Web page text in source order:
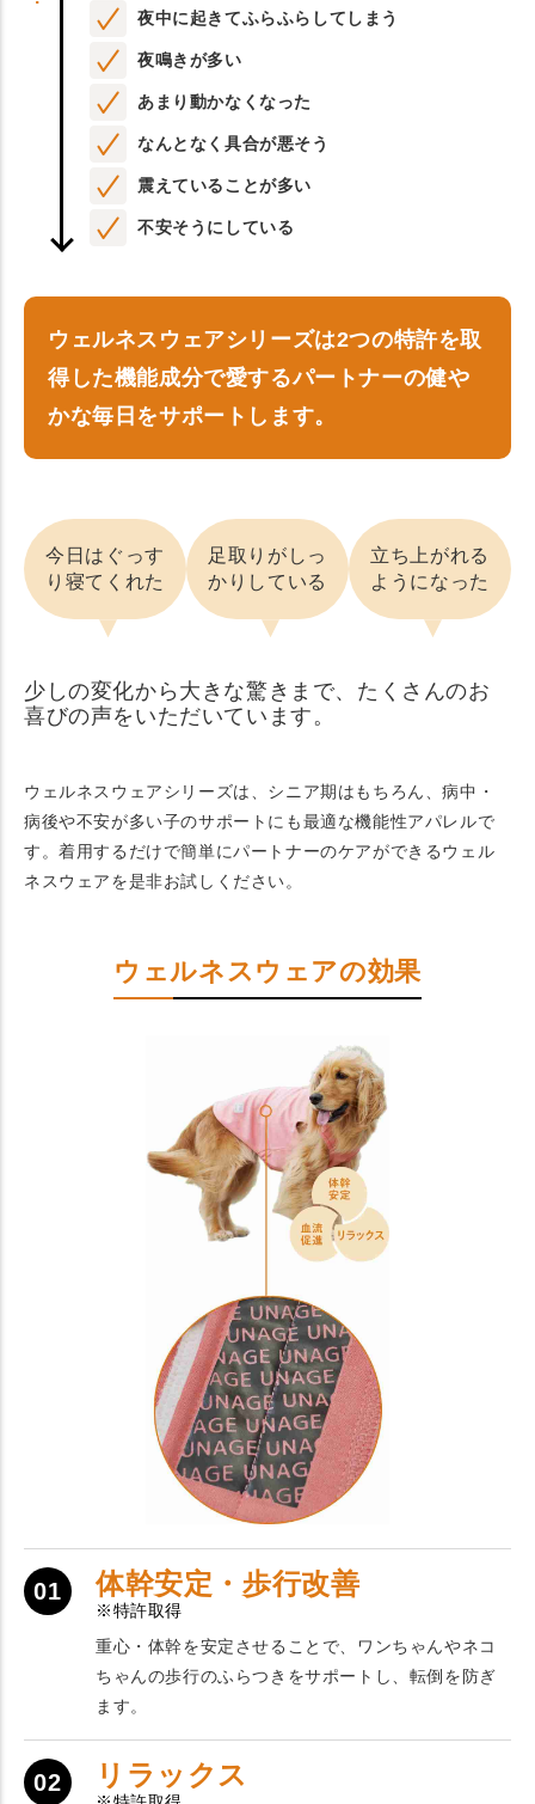
夜中に起きてふらふらしてしまう
夜鳴きが多い
あまり動かなくなった
なんとなく具合が悪そう
震えていることが多い
不安そうにしている
ウェルネスウェアシリーズは2つの特許を取
得した機能成分で愛するパートナーの健や
かな毎日をサポートします。
今日はぐっす
り寝てくれた
足取りがしっ
かりしている
立ち上がれる
ようになった
少しの変化から大きな驚きまで、たくさんのお
喜びの声をいただいています。
ウェルネスウェアシリーズは、シニア期はもちろん、病中・
病後や不安が多い子のサポートにも最適な機能性アパレルで
す。着用するだけで簡単にパートナーのケアができるウェル
ネスウェアを是非お試しください。
ウェルネスウェアの効果
01 体幹安定・歩行改善
※特許取得
重心・体幹を安定させることで、ワンちゃんやネコ
ちゃんの歩行のふらつきをサポートし、転倒を防ぎ
ます。
02 リラックス